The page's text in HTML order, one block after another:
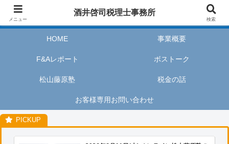
酒井啓司税理士事務所は、お客様が私たちのサービスを利用するときに、安心
HOME 事業概要
F&Aレポート ボストーク
松山藤原塾 税金の話
お客様専用お問い合わせ
メニュー
酒井啓司税理士事務所
検索